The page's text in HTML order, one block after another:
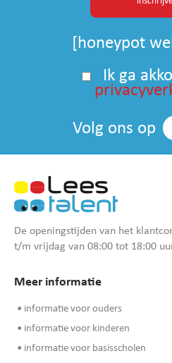
[honeypot
Ik ga
Volg ons op
De openingstijden van het
t/m vrijdag van 08:00 tot 18:00
Meer informatie
• informatie voor ouders
• informatie voor kinderen
• informatie voor basisscholen